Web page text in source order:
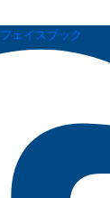
フェイスブック